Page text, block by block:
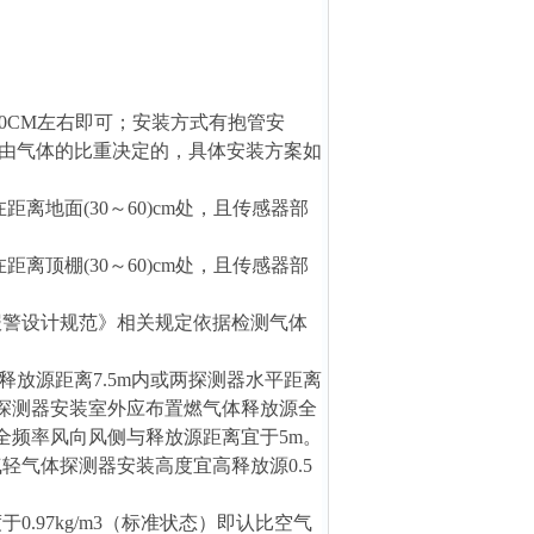
左右即可；安装方式有抱管安
气体的比重决定的，具体安装方案如
离地面(30～60)cm处，且传感器部
离顶棚(30～60)cm处，且传感器部
设计规范》相关规定依据检测气体
放源距离7.5m内或两探测器水平距离
测器安装室外应布置燃气体释放源全
率风向风侧与释放源距离宜于5m。
气体探测器安装高度宜高释放源0.5
0.97kg/m3（标准状态）即认比空气